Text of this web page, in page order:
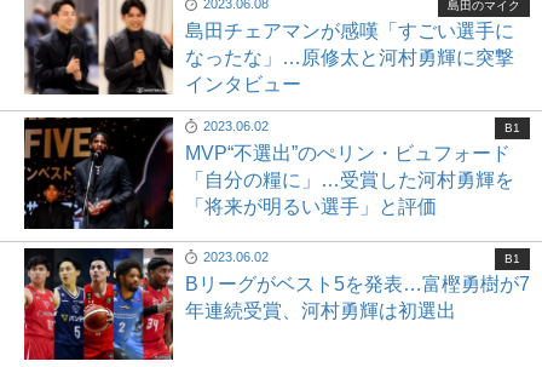
2023.06.08
島田チェアマンが感嘆「すごい選手に
なったな」…原修太と河村勇輝に突撃
インタビュー
島田のマイク
2023.06.02
MVP“不選出”のぺリン・ビュフォード
「自分の糧に」…受賞した河村勇輝を
「将来が明るい選手」と評価
B1
2023.06.02
Bリーグがベスト5を発表…富樫勇樹が7
年連続受賞、河村勇輝は初選出
B1